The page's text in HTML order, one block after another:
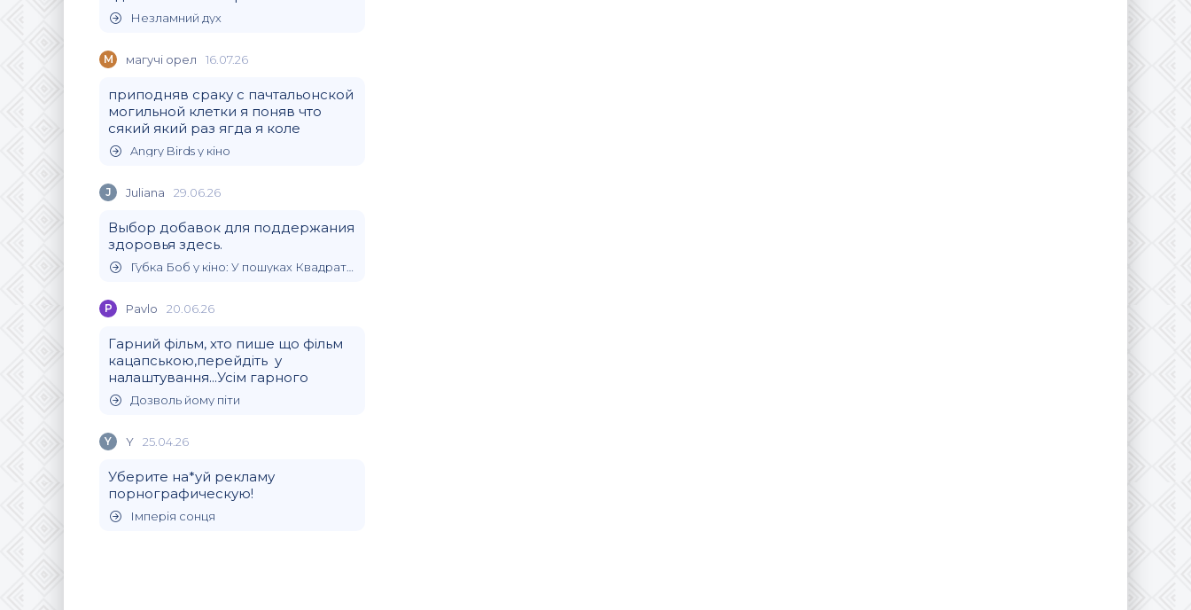
Незламний дух
М магучi орел 16.07.26
приподняв сраку с пачтальонской
могильной клетки я поняв что
сякий який раз ягда я коле
Angry Birds у кіно
J Juliana 29.06.26
Выбор добавок для поддержания
здоровья здесь.
Губка Боб у кіно: У пошуках Квадратних Штанів
P Pavlo 20.06.26
Гарний фільм, хто пише що фільм
кацапською,перейдіть у
налаштування...Усім гарного
Дозволь йому піти
Y Y 25.04.26
Уберите на*уй рекламу
порнографическую!
Імперія сонця